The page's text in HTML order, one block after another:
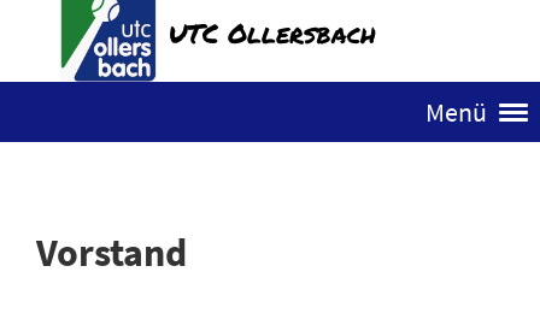
UTC Ollersbach
Menü
Vorstand